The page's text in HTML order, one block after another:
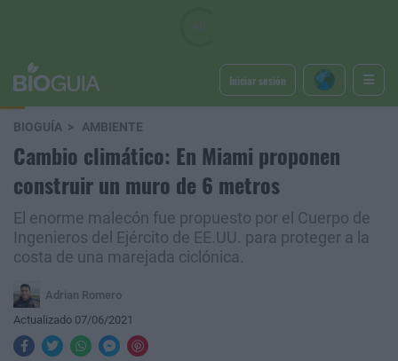
Iniciar sesión
BIOGUÍA AMBIENTE
Cambio climático: En Miami proponen
construir un muro de 6 metros
El enorme malecón fue propuesto por el Cuerpo de
Ingenieros del Ejército de EE.UU. para proteger a la
costa de una marejada ciclónica.
Adrian Romero
Actualizado 07/06/2021